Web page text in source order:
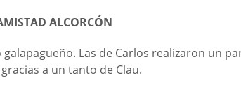
ALCORCÓN
Las de Carlos realizaron un
a un tanto de Clau.